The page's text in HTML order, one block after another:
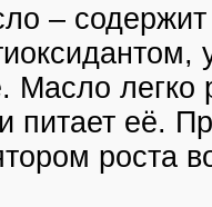
–
Масло легко
питает её.
роста